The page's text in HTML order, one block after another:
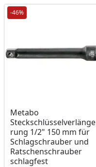
-46%
Metabo
Steckschlüsselverlänge
rung 1/2" 150 mm für
Schlagschrauber und
Ratschenschrauber
schlagfest